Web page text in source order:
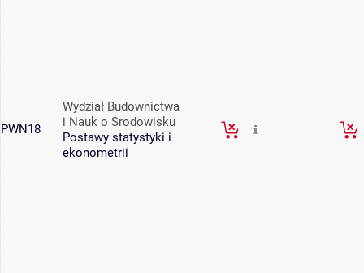
PWN18
Wydział Budownictwa
i Nauk o Środowisku
Postawy statystyki i
ekonometrii